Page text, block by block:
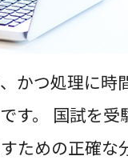
かつ処理に時
す。 国試を受
ための正確な